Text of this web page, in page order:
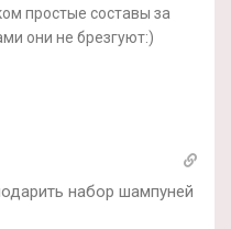
простые составы за
они не брезгуют:)
набор шампуней